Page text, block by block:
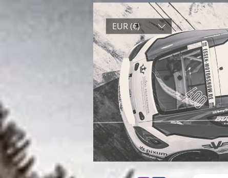
EUR (€)